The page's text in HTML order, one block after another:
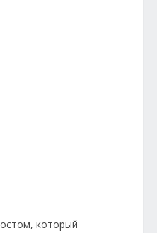
который